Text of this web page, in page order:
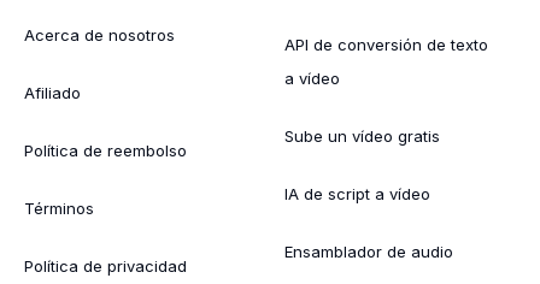
Acerca de nosotros
Afiliado
Política de reembolso
Términos
Política de privacidad
API de conversión de texto
a vídeo
Sube un vídeo gratis
IA de script a vídeo
Ensamblador de audio